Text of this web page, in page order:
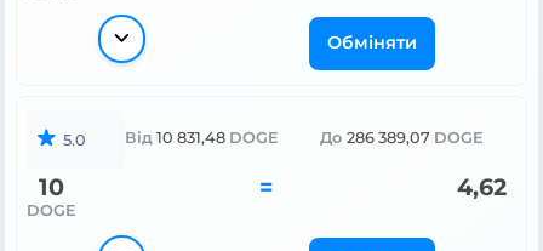
Обміняти
5.0 Від 10 831,48 DOGE До 286 389,07 DOGE
10
DOGE
= 4,62